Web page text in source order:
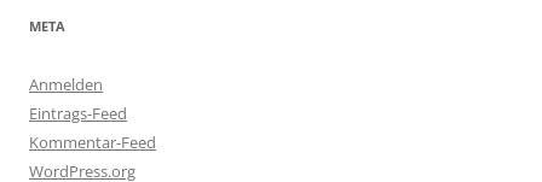
META
Anmelden
Eintrags-Feed
Kommentar-Feed
WordPress.org